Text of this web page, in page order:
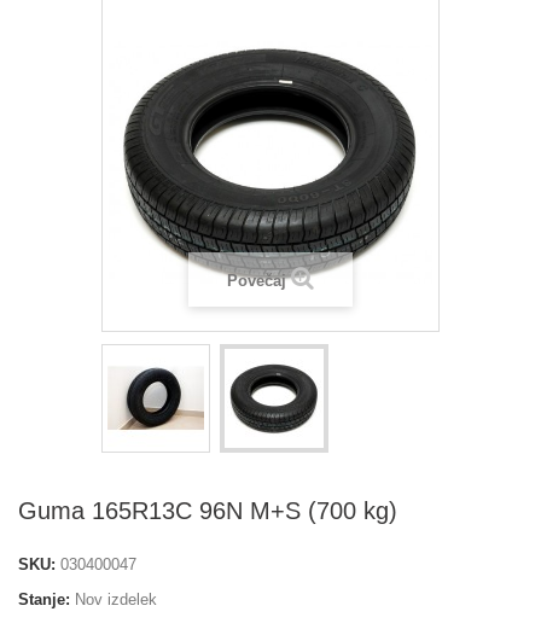
Povečaj
Guma 165R13C 96N M+S (700 kg)
SKU: 030400047
Stanje: Nov izdelek